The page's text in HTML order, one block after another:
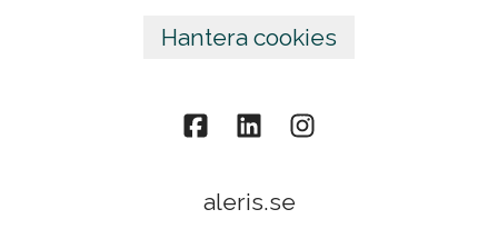
Hantera cookies
aleris.se